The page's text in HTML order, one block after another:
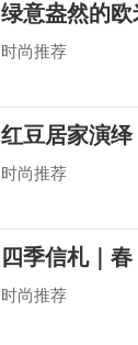
绿意盎然的
时尚推荐
红豆居家演
软＂，婴儿绵
时尚推荐
四季信札｜春
时尚推荐